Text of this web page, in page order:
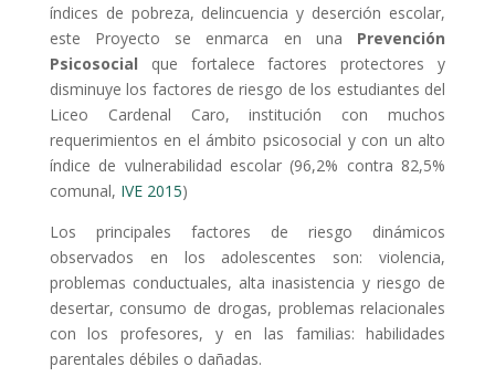
índices de pobreza, delincuencia y deserción escolar,
este Proyecto se enmarca en una Prevención
Psicosocial que fortalece factores protectores y
disminuye los factores de riesgo de los estudiantes del
Liceo Cardenal Caro, institución con muchos
requerimientos en el ámbito psicosocial y con un alto
índice de vulnerabilidad escolar (96,2% contra 82,5%
comunal, IVE 2015)
Los principales factores de riesgo dinámicos
observados en los adolescentes son: violencia,
problemas conductuales, alta inasistencia y riesgo de
desertar, consumo de drogas, problemas relacionales
con los profesores, y en las familias: habilidades
parentales débiles o dañadas.